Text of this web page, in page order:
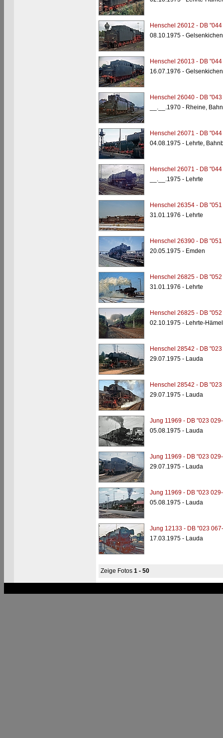
Henschel 26012 - DB
08.10.1975 -
Henschel 26013 - DB
16.07.1976 -
Henschel 26040 - DB
__.__.1970 - Rheine,
Henschel 26071 - DB
04.08.1975 - Lehrte,
Henschel 26071 - DB
__.__.1975 - Lehrte
Henschel 26354 - DB
31.01.1976 - Lehrte
Henschel 26390 - DB
20.05.1975 - Emden
Henschel 26825 - DB
31.01.1976 - Lehrte
Henschel 26825 - DB
02.10.1975 - Lehrte-
Henschel 28542 - DB
29.07.1975 - Lauda
Henschel 28542 - DB
29.07.1975 - Lauda
Jung 11969 - DB "023
05.08.1975 - Lauda
Jung 11969 - DB "023
29.07.1975 - Lauda
Jung 11969 - DB "023
05.08.1975 - Lauda
Jung 12133 - DB "023
17.03.1975 - Lauda
Zeige Fotos 1 - 50